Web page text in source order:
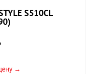
S510CL
→